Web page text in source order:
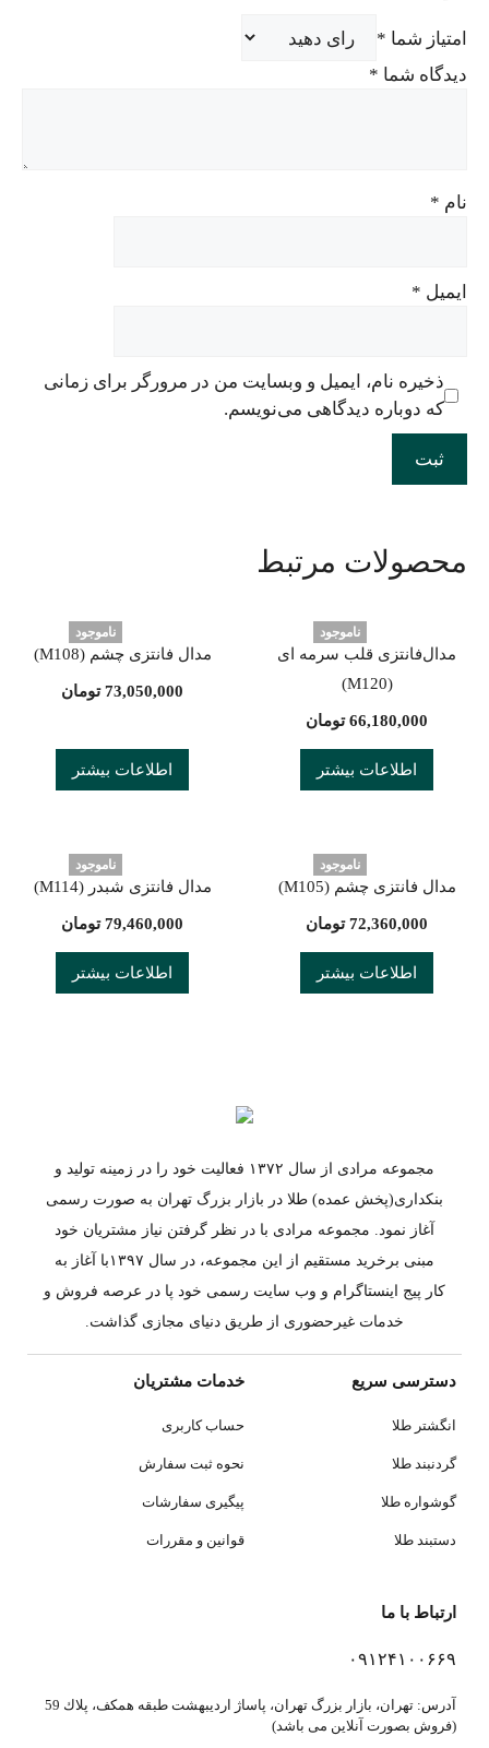
امتیاز شما *
دیدگاه شما *
نام *
ایمیل *
ذخیره نام، ایمیل و وبسایت من در مرورگر برای زمانی
که دوباره دیدگاهی می‌نویسم.
محصولات مرتبط
ناموجود
مدال‌فانتزی قلب سرمه ای
(M120)
66,180,000 تومان
اطلاعات بیشتر
ناموجود
مدال فانتزی چشم (M108)
73,050,000 تومان
اطلاعات بیشتر
ناموجود
مدال فانتزی چشم (M105)
72,360,000 تومان
اطلاعات بیشتر
ناموجود
مدال فانتزی شبدر (M114)
79,460,000 تومان
اطلاعات بیشتر
مجموعه مرادی از سال ۱۳۷۲ فعالیت خود را در زمینه تولید و
بنکداری(پخش عمده) طلا در بازار بزرگ تهران به صورت رسمی
آغاز نمود. مجموعه مرادی با در نظر گرفتن نیاز مشتریان خود
مبنی برخرید مستقیم از این مجموعه، در سال ۱۳۹۷با آغاز به
کار پیج اینستاگرام و وب سایت رسمی خود پا در عرصه فروش و
خدمات غیرحضوری از طریق دنیای مجازی گذاشت.
دسترسی سریع
انگشتر طلا
گردنبند طلا
گوشواره طلا
دستبند طلا
خدمات مشتریان
حساب کاربری
نحوه ثبت سفارش
پیگیری سفارشات
قوانین و مقررات
ارتباط با ما
۰۹۱۲۴۱۰۰۶۶۹
آدرس: تهران، بازار بزرگ تهران، پاساژ ارديبهشت طبقه همكف، پلاك 59
(فروش بصورت آنلاین می باشد)